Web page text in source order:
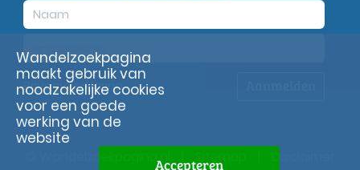
Privacyverklaring
© Wandelzoekpagina.nl
Wandelzoekpagina
maakt gebruik van
noodzakelijke cookies
voor een goede
werking van de
website
Accepteren